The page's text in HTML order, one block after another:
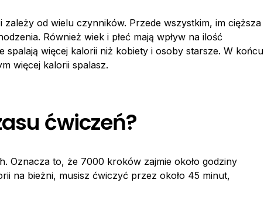
od wielu czynników. Przede wszystkim, im cięższa
Również wiek i płeć mają wpływ na ilość
spalają więcej kalorii niż kobiety i osoby starsze. W końcu
więcej kalorii spalasz.
ćwiczeń?
Oznacza to, że 7000 kroków zajmie około godziny
na bieżni, musisz ćwiczyć przez około 45 minut,